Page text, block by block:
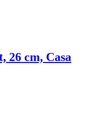
26 cm, Casa